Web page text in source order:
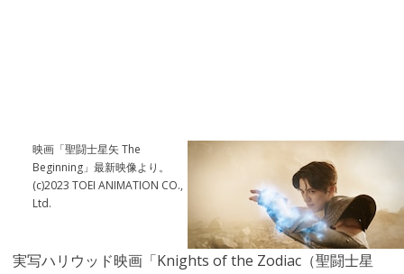
映画「聖闘士星矢 The
Beginning」最新映像より。
(c)2023 TOEI ANIMATION CO.,
Ltd.
実写ハリウッド映画「Knights of the Zodiac（聖闘士星